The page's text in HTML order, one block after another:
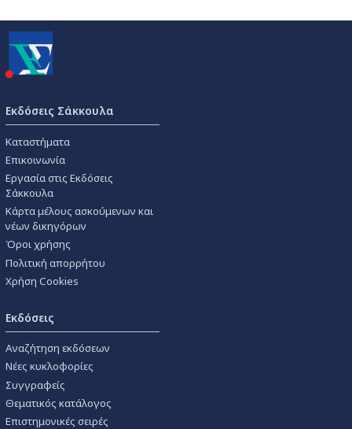
Εκδόσεις Σάκκουλα
Καταστήματα
Επικοινωνία
Εργασία στις Εκδόσεις
Σάκκουλα
Κάρτα μέλους ασκούμενων και
νέων δικηγόρων
Όροι χρήσης
Πολιτική απορρήτου
Χρήση Cookies
Εκδόσεις
Αναζήτηση εκδόσεων
Νέες κυκλοφορίες
Συγγραφείς
Θεματικός κατάλογος
Επιστημονικές σειρές